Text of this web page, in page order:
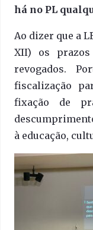
há no PL
Ao dizer que a
XII) os
revogados.
fiscalização
fixação de
à educação,